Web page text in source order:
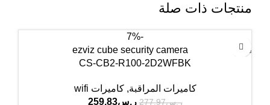
منتجات ذات صلة
-7%
CS-CB2-R100-2D2WFBK
كاميرات المراقبة,كاميرات wifi
ر.س277.97 ر.س259.83